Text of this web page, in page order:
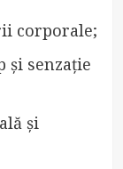
corporale;
și senzație
și